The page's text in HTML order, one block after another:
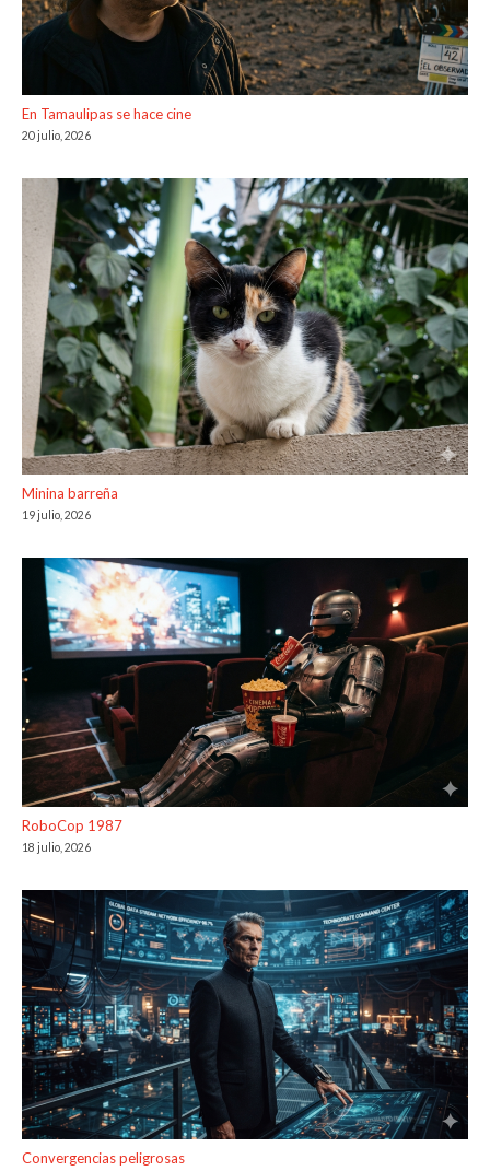
En Tamaulipas se hace cine
20 julio, 2026
Minina barreña
19 julio, 2026
RoboCop 1987
18 julio, 2026
Convergencias peligrosas